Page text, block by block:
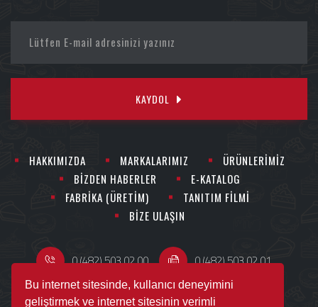
Bu internet sitesinde, kullanıcı deneyimini
geliştirmek ve internet sitesinin verimli
KAYDOL
HAKKIMIZDA MARKALARIMIZ
ÜRÜNLERİMİZ
BİZDEN HABERLER
E-KATALOG
FABRİKA (ÜRETİM)
TANITIM FİLMİ
BİZE ULAŞIN
0 (482) 503 02 00 0 (482) 503 02 01